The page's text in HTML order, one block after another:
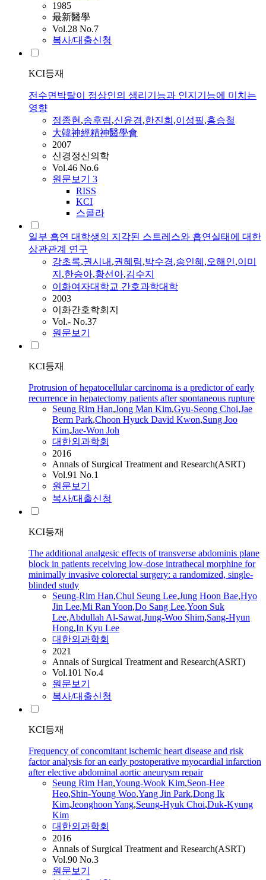
1985
最新醫學
Vol.28 No.7
복사/대출신청
KCI등재
전수면박탈이 정상인의 생리기능과 인지기능에 미치는
영향
정종현,송후림,신윤경,한진희 ,이성필,홍승철
大韓神經精神醫學會
2007
신경정신의학
Vol.46 No.6
원문보기 3
RISS
KCI
스콜라
일부 흡연 대학생의 지각된 스트레스와 흡연실태에 대한
상관관계 연구
강초록,권시내 ,권혜림,박수경,송인혜 ,오해인,이미
지 ,한승아,황선아,김수지
이화여자대학교 간호과학대학
2003
이화간호학회지
Vol.- No.37
원문보기
KCI등재
Protrusion of hepatocellular carcinoma is a predictor of early
recurrence in hepatectomy patients after spontaneous rupture
Seung Rim Han,Jong Man Kim,Gyu-Seong Choi,Jae
Berm Park,Choon Hyuck David Kwon,Sung Joo
Kim,Jae-Won Joh
대한외과학회
2016
Annals of Surgical Treatment and Research(ASRT)
Vol.91 No.1
원문보기
복사/대출신청
KCI등재
The additional analgesic effects of transverse abdominis plane
block in patients receiving low-dose intrathecal morphine for
minimally invasive colorectal surgery: a randomized, single-
blinded study
Seung-Rim Han,Chul Seung Lee,Jung Hoon Bae,Hyo
Jin Lee,Mi Ran Yoon,Do Sang Lee,Yoon Suk
Lee,Abdullah Al-Sawat,Jung-Woo Shim,Sang-Hyun
Hong,In Kyu Lee
대한외과학회
2021
Annals of Surgical Treatment and Research(ASRT)
Vol.101 No.4
원문보기
복사/대출신청
KCI등재
Frequency of concomitant ischemic heart disease and risk
factor analysis for an early postoperative myocardial infarction
after elective abdominal aortic aneurysm repair
Seung Rim Han,Young-Wook Kim,Seon-Hee
Heo,Shin-Young Woo,Yang Jin Park,Dong Ik
Kim,Jeonghoon Yang,Seung-Hyuk Choi,Duk-Kyung
Kim
대한외과학회
2016
Annals of Surgical Treatment and Research(ASRT)
Vol.90 No.3
원문보기